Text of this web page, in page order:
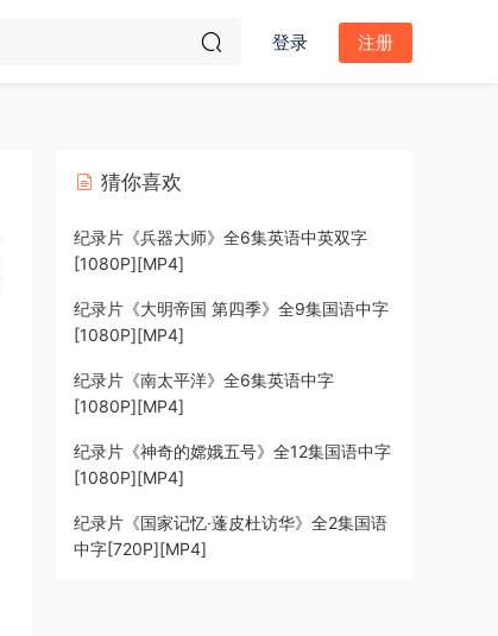
登录 注册
猜你喜欢
纪录片《兵器大师》全6集英语中英双字
[1080P][MP4]
纪录片《大明帝国 第四季》全9集国语中字
[1080P][MP4]
纪录片《南太平洋》全6集英语中字
[1080P][MP4]
纪录片《神奇的嫦娥五号》全12集国语中字
[1080P][MP4]
纪录片《国家记忆·蓬皮杜访华》全2集国语
中字[720P][MP4]